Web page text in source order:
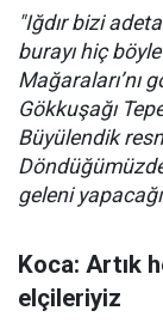
"Iğdır bizi
burayı hiç
Mağaraları’nı
Gökkuşağı
Büyülendik
geleni
Koca: Artık
elçileriyiz